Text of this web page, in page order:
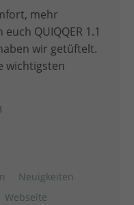
mehr
QUIQQER 1.1
wir getüftelt.
wichtigsten
Neuigkeiten
Webseite